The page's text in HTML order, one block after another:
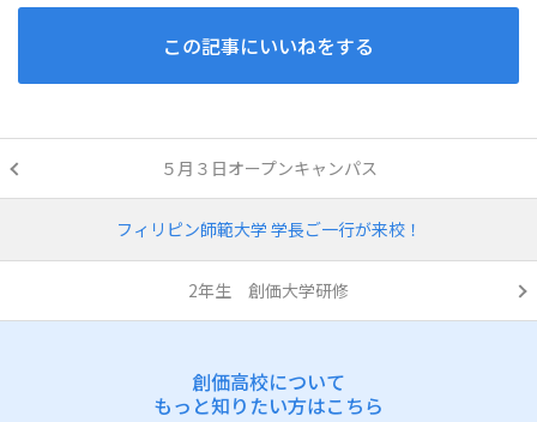
この記事にいいねをする
５月３日オープンキャンパス
フィリピン師範大学 学長ご一行が来校！
2年生 創価大学研修
創価高校について
もっと知りたい方はこちら